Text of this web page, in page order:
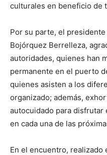
culturales en beneficio de
Por su parte, el
Bojórquez Berrelleza,
autoridades, quienes han
permanente en el puerto
quienes asisten a los
organizado; además,
autocuidado para disfrutar
en cada una de las
En el encuentro, realizado